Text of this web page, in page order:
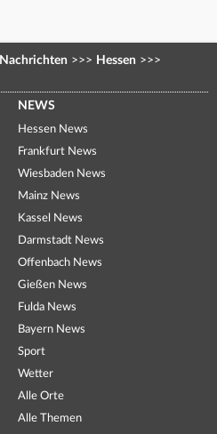
Nachrichten >>> Hessen >>>
NEWS
Hessen News
Frankfurt News
Wiesbaden News
Mainz News
Kassel News
Darmstadt News
Offenbach News
Gießen News
Fulda News
Bayern News
Sport
Wetter
Alle Orte
Alle Themen